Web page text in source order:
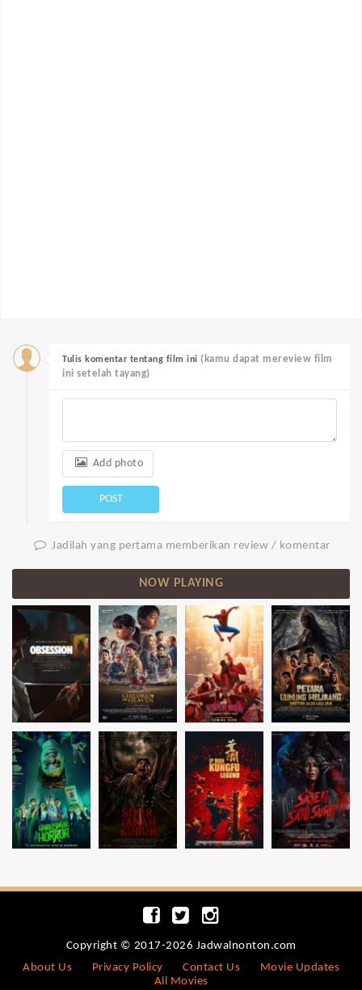
Tulis komentar tentang film ini (kamu dapat mereview film
ini setelah tayang)
Add photo
POST
Jadilah yang pertama memberikan review / komentar
NOW PLAYING
Copyright © 2017-2026 Jadwalnonton.com
About Us
Privacy Policy Contact Us
Movie Updates
All Movies